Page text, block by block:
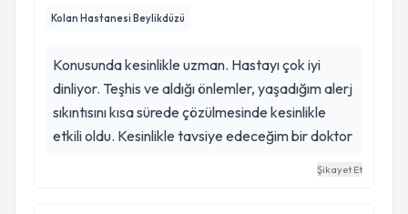
Kolan Hastanesi Beylikdüzü
Konusunda kesinlikle uzman. Hastayı çok iyi
dinliyor. Teşhis ve aldığı önlemler, yaşadığım alerj
sıkıntısını kısa sürede çözülmesinde kesinlikle
etkili oldu. Kesinlikle tavsiye edeceğim bir doktor
Şikayet Et